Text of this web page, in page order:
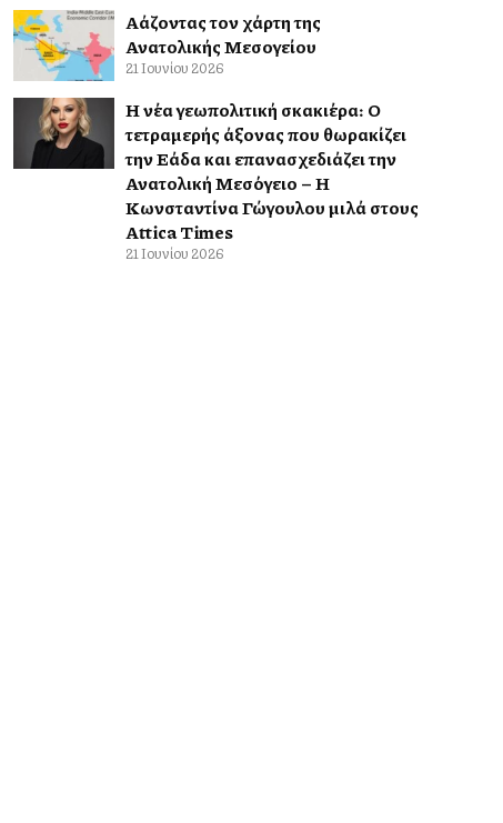
Αλλάζοντας τον χάρτη της
Ανατολικής Μεσογείου
21 Ιουνίου 2026
Η νέα γεωπολιτική σκακιέρα: Ο
τετραμερής άξονας που θωρακίζει
την Ελλάδα και επανασχεδιάζει την
Ανατολική Μεσόγειο – Η
Κωνσταντίνα Γώγουλου μιλά στους
Attica Times
21 Ιουνίου 2026